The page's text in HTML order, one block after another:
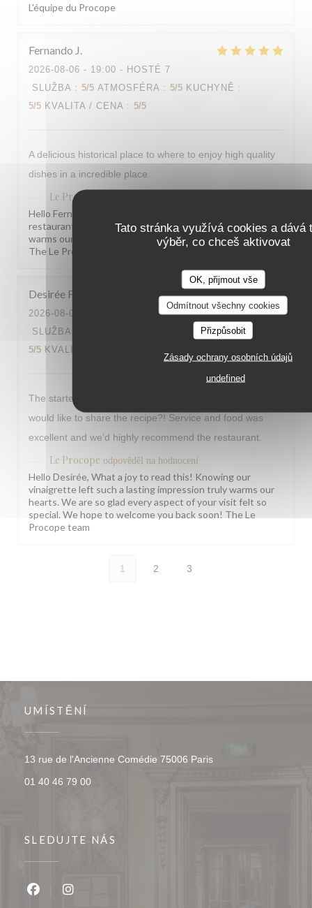
Tato stránka využívá cookies a dává
výběr, co chceš aktivovat
OK, přijmout vše
Odmítnout všechny cookies
Přizpůsobit
Zásady ochrany osobních údajů
undefined
L'équipe du Procope
Fernando J
2026-08-06 - 19:00 - HOSTÉ 7
SLUŽBA : 5/5 ATMOSFÉRA : 5/5 KUCHYNĚ :
5/5 KVALITA / CENA : 5/5
A delicious historical place to where to enjoy high quality
dishes in a incredible place.
Le Procope
Hello Fernando, What a joy to read this! Knowing our
restaurant left such a beautiful impression on you truly
warms our hearts. We hope to welcome you back soon!
The Le Procope team
Desirée F
2026-08-04
- 19:00 - HOSTÉ 2
SLUŽBA
KUCHYNĚ:
5/5 KVALITA / CENA
The starter salad had the best vinaigrette I’ve ever had,
would like to share the recipe?! Service and food was
excellent and we’d highly recommend the restaurant.
Le Procope odpověděl na hodnocení
Hello Desirée, What a joy to read this! Knowing our
vinaigrette left such a lasting impression truly warms our
hearts. We are so glad every aspect of your visit felt so
special. We hope to welcome you back soon! The Le
Procope team
1 2 3
UMÍSTĚNÍ
13 rue de l'Ancienne Comédie 75006 Paris((otevře se v novém
01 40 46 79 00
SLEDUJTE NÁS